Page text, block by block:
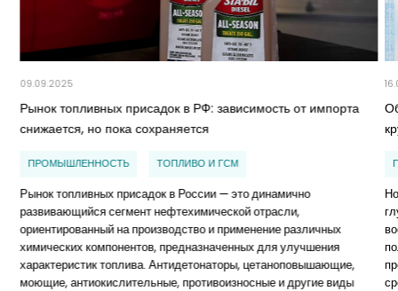
09.09.2025
Рынок топливных присадок в РФ: зависимость от импорта
снижается, но пока сохраняется
ПРОМЫШЛЕННОСТЬ ТОПЛИВО И ГСМ
Рынок топливных присадок в России — это динамично
развивающийся сегмент нефтехимической отрасли,
ориентированный на производство и применение различных
химических компонентов, предназначенных для улучшения
характеристик топлива. Антидетонаторы, цетаноповышающие,
моющие, антиокислительные, противоизносные и другие виды